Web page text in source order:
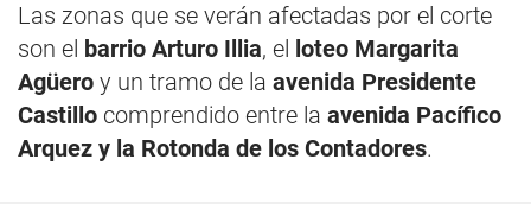
Las zonas que se verán afectadas por el corte
son el barrio Arturo Illia, el
loteo Margarita
Agüero y un tramo de la avenida Presidente
Castillo comprendido entre la avenida Pacífico
Arquez y la Rotonda de los Contadores.